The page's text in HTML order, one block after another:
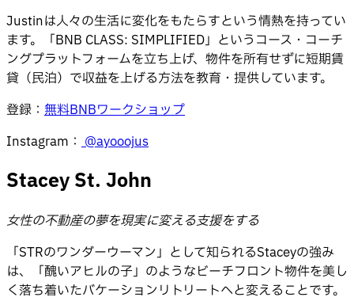
Justinは人々の生活に変化をもたらすという情熱を持ってい
ます。「BNB CLASS: SIMPLIFIED」というコース・コーチ
ングプラットフォームを立ち上げ、物件を所有せずに短期賃
貸（民泊）で収益を上げる方法を教育・提供しています。
登録： 無料BNBワークショップ
Instagram： @ayooojus
Stacey St. John
女性の不動産の夢を現実に変える支援をする
「STRのワンダーウーマン」として知られるStaceyの強み
は、「醜いアヒルの子」のようなビーチフロント物件を美し
く落ち着いたバケーションリトリートへと変えることです。